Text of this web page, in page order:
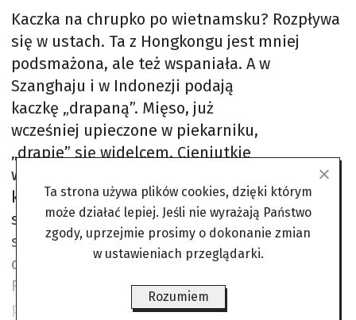
Kaczka na chrupko po wietnamsku? Rozpływa
się w ustach. Ta z Hongkongu jest mniej
podsmażona, ale też wspaniała. A w
Szanghaju i w Indonezji podają
kaczkę „drapaną”. Mięso, już
wcześniej upieczone w piekarniku,
„drapie” się widelcem. Cieniutkie
włókna wychodzą. Sosem słodko-
kwaśnym albo ostrym i pikantnym smaruje
się pędzelkiem placek, na to dajemy liść
sałaty i kacze wiórki. Całość się zawija i siup
do buzi. Pychota maluje się w oczach. We
Francji kaczka cieszy się wielkim
powodzeniem – od Pikardii po Pireneje.
Ta strona używa plików cookies, dzięki którym
może działać lepiej. Jeśli nie wyrażają Państwo
zgody, uprzejmie prosimy o dokonanie zmian
w ustawieniach przeglądarki.
Rozumiem